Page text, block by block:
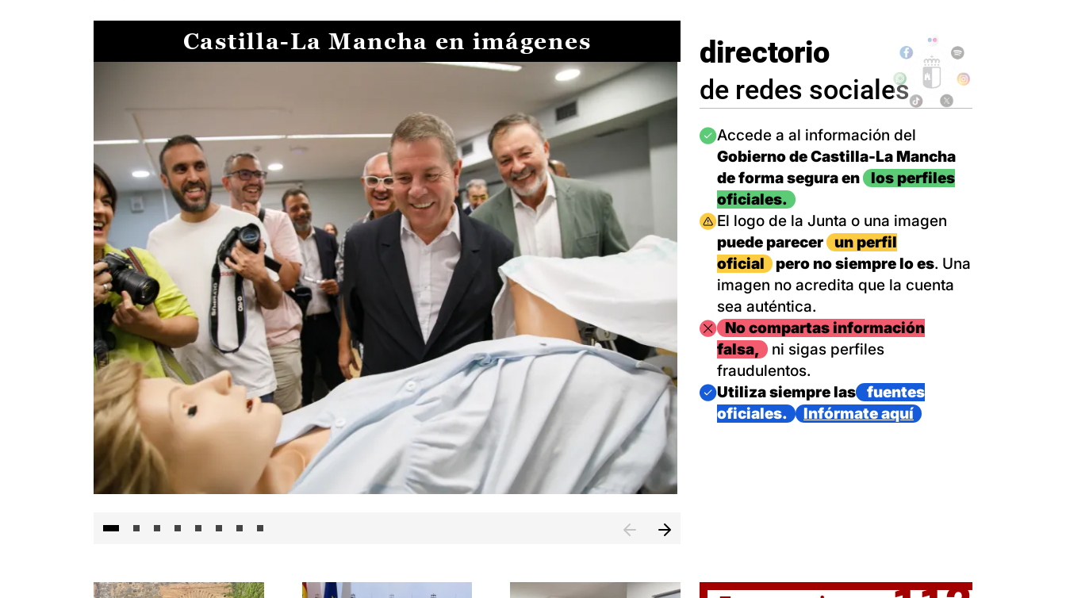
Castilla-La Mancha en imágenes directorio
de redes sociales
Imagen
Accede a al información del
Gobierno de Castilla-La Mancha
de forma segura en
los perfiles
oficiales.
Imagen
El logo de la Junta o una imagen
puede parecer
un perfil
oficial
pero no siempre lo es. Una
imagen no acredita que la cuenta
sea auténtica.
ImagenNo compartas información
falsa,
ni sigas perfiles
fraudulentos.
Imagen
Utiliza siempre las
fuentes
oficiales.
Infórmate aquí